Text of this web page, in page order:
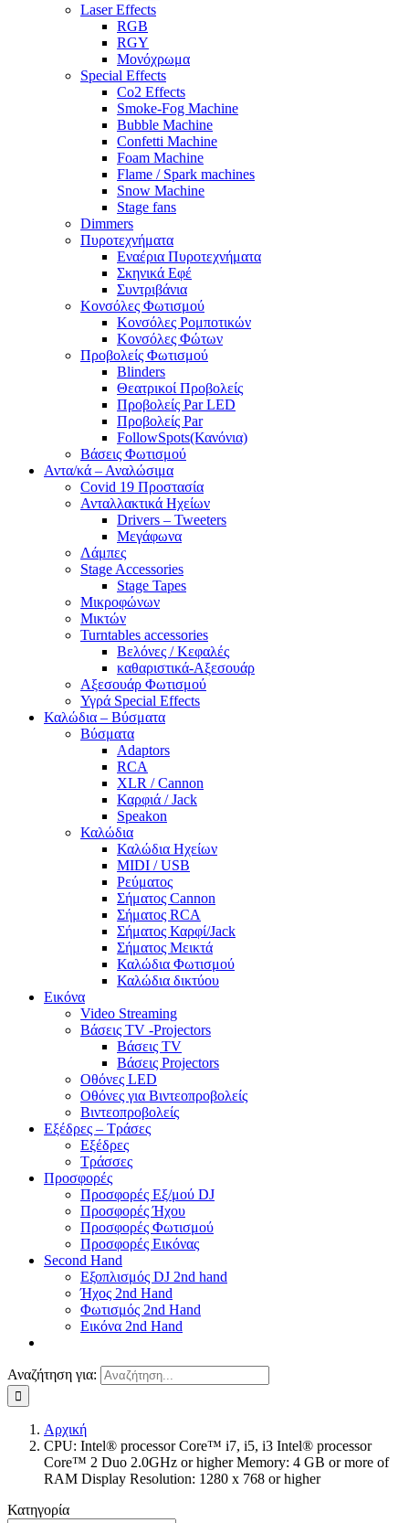
Laser Effects
RGB
RGY
Μονόχρωμα
Special Effects
Co2 Effects
Smoke-Fog Machine
Bubble Machine
Confetti Machine
Foam Machine
Flame / Spark machines
Snow Machine
Stage fans
Dimmers
Πυροτεχνήματα
Εναέρια Πυροτεχνήματα
Σκηνικά Εφέ
Συντριβάνια
Κονσόλες Φωτισμού
Κονσόλες Ρομποτικών
Κονσόλες Φώτων
Προβολείς Φωτισμού
Blinders
Θεατρικοί Προβολείς
Προβολείς Par LED
Προβολείς Par
FollowSpots(Κανόνια)
Βάσεις Φωτισμού
Αντα/κά – Αναλώσιμα
Covid 19 Προστασία
Ανταλλακτικά Ηχείων
Drivers – Tweeters
Μεγάφωνα
Λάμπες
Stage Accessories
Stage Tapes
Μικροφώνων
Μικτών
Turntables accessories
Βελόνες / Κεφαλές
καθαριστικά-Αξεσουάρ
Αξεσουάρ Φωτισμού
Υγρά Special Effects
Καλώδια – Βύσματα
Βύσματα
Adaptors
RCA
XLR / Cannon
Καρφιά / Jack
Speakon
Καλώδια
Καλώδια Ηχείων
MIDI / USB
Ρεύματος
Σήματος Cannon
Σήματος RCA
Σήματος Καρφί/Jack
Σήματος Μεικτά
Καλώδια Φωτισμού
Καλώδια δικτύου
Εικόνα
Video Streaming
Βάσεις TV -Projectors
Βάσεις TV
Βάσεις Projectors
Οθόνες LED
Οθόνες για Βιντεοπροβολείς
Βιντεοπροβολείς
Εξέδρες – Τράσες
Εξέδρες
Τράσσες
Προσφορές
Προσφορές Εξ/μού DJ
Προσφορές Ήχου
Προσφορές Φωτισμού
Προσφορές Εικόνας
Second Hand
Εξοπλισμός DJ 2nd hand
Ήχος 2nd Hand
Φωτισμός 2nd Hand
Εικόνα 2nd Hand
Αναζήτηση για:
Αρχική
CPU: Intel® processor Core™ i7, i5, i3 Intel® processor
Core™ 2 Duo 2.0GHz or higher Memory: 4 GB or more of
RAM Display Resolution: 1280 x 768 or higher
Κατηγορία